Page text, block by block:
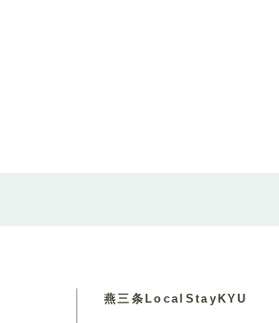
燕三条LocalStayKYU